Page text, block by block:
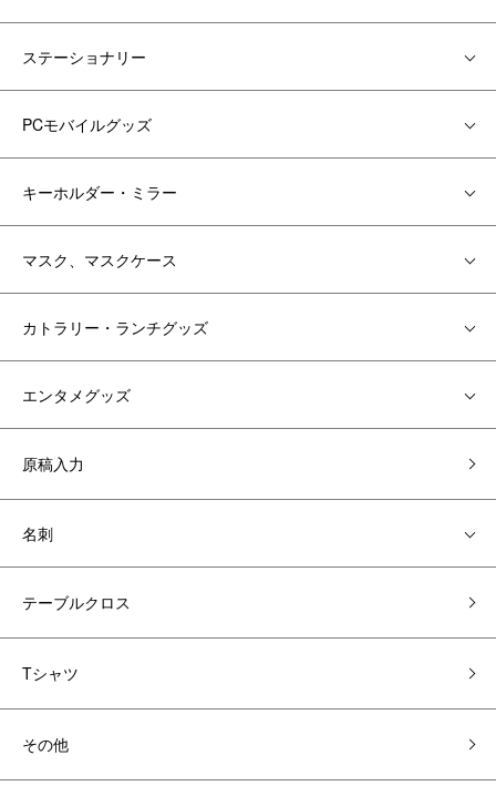
ステーショナリー
PCモバイルグッズ
キーホルダー・ミラー
マスク、マスクケース
カトラリー・ランチグッズ
エンタメグッズ
原稿入力
名刺
テーブルクロス
Tシャツ
その他